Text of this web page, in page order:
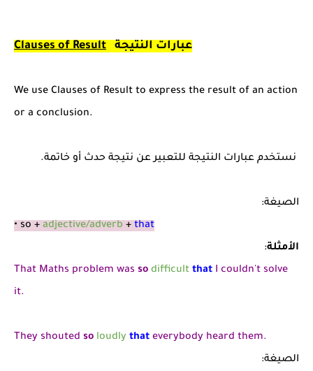
Clauses of Result عبارات النتيجة
We use Clauses of Result to express the result of an action
or a conclusion.
نستخدم عبارات النتيجة للتعبير عن نتيجة حدث أو خاتمة.
الصيغة:
• so + adjective/adverb + that
الأمثلة:
That Maths problem was so difficult that I couldn't solve
it.
They shouted so loudly that everybody heard them.
الصيغة: